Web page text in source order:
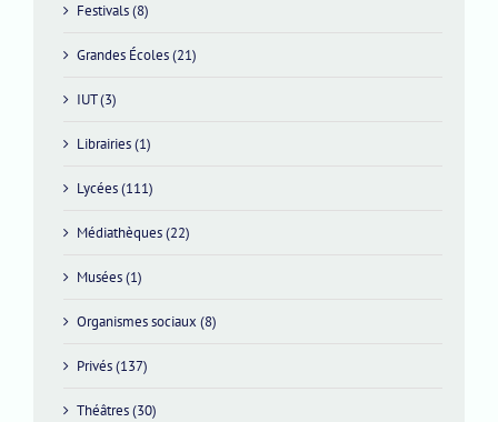
Festivals (8)
Grandes Écoles (21)
IUT (3)
Librairies (1)
Lycées (111)
Médiathèques (22)
Musées (1)
Organismes sociaux (8)
Privés (137)
Théâtres (30)